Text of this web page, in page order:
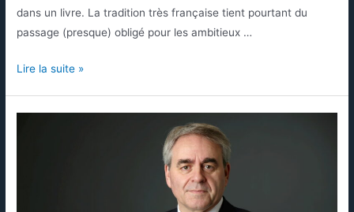
dans un livre. La tradition très française tient pourtant du
passage (presque) obligé pour les ambitieux …
Lire la suite »